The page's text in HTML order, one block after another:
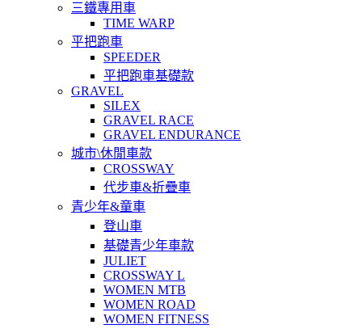
三鐵專用車
TIME WARP
平把跑車
SPEEDER
平把跑車基礎款
GRAVEL
SILEX
GRAVEL RACE
GRAVEL ENDURANCE
城市\休閒車款
CROSSWAY
代步車&折疊車
青少年&童車
登山車
基礎青少年車款
JULIET
CROSSWAY L
WOMEN MTB
WOMEN ROAD
WOMEN FITNESS